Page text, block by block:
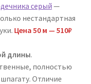
серый—
нестандартная
Цена 50 м — 510₽
длины.
полностью
Отличие